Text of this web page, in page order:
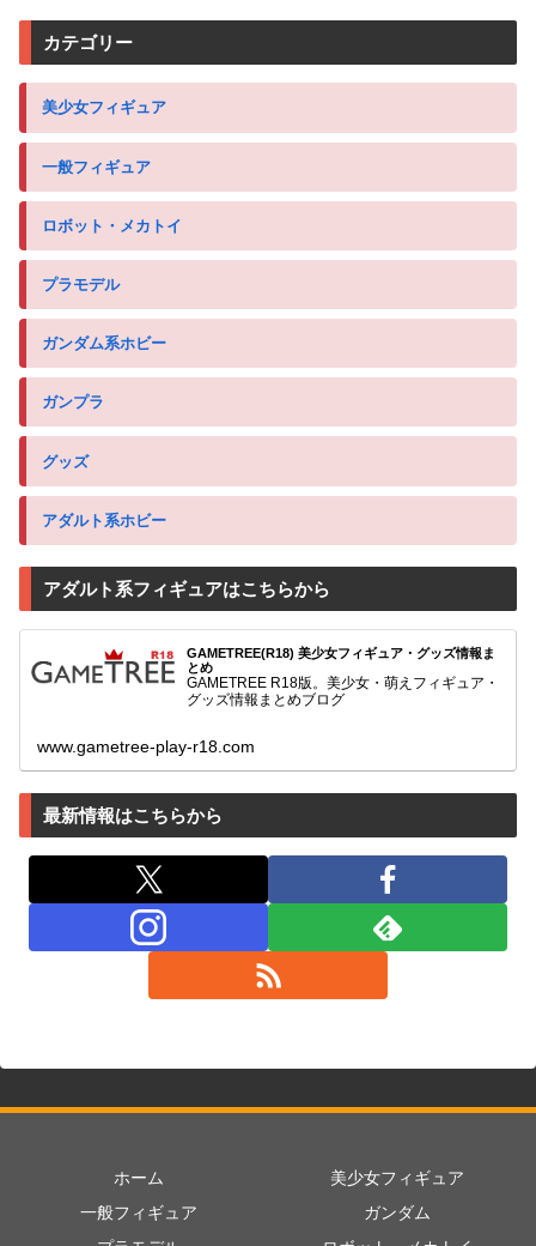
カテゴリー
美少女フィギュア
一般フィギュア
ロボット・メカトイ
プラモデル
ガンダム系ホビー
ガンプラ
グッズ
アダルト系ホビー
アダルト系フィギュアはこちらから
GAMETREE(R18) 美少女フィギュア・グッズ情報ま
とめ
GAMETREE R18版。美少女・萌えフィギュア・
グッズ情報まとめブログ
www.gametree-play-r18.com
最新情報はこちらから
ホーム
美少女フィギュア
一般フィギュア
ガンダム